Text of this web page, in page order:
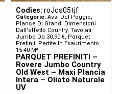
Codies: roJcs05tjf
Categorie: Assi Del Poggio,
Plance Di Grandi Dimensioni
Dall'effetto Country, Tavolati
Jumbo Da 30,90 €, Parquet
Prefiniti Partite In Esaurimento
15-40 M²
PARQUET PREFINITI –
Rovere Jumbo Country
Old West – Maxi Plancia
Intera – Oliato Naturale
UV